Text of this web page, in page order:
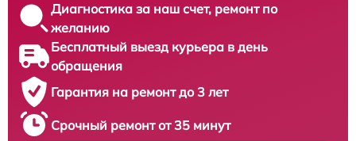
Диагностика за наш счет, ремонт по
желанию
Бесплатный выезд курьера в день
обращения
Гарантия на ремонт до 3 лет
Срочный ремонт от 35 минут